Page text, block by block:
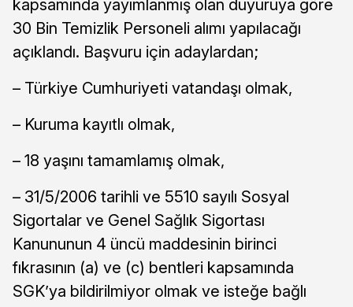
kapsamında yayımlanmış olan duyuruya göre
30 Bin Temizlik Personeli alımı yapılacağı
açıklandı. Başvuru için adaylardan;
– Türkiye Cumhuriyeti vatandaşı olmak,
– Kuruma kayıtlı olmak,
– 18 yaşını tamamlamış olmak,
– 31/5/2006 tarihli ve 5510 sayılı Sosyal
Sigortalar ve Genel Sağlık Sigortası
Kanununun 4 üncü maddesinin birinci
fıkrasının (a) ve (c) bentleri kapsamında
SGK’ya bildirilmiyor olmak ve isteğe bağlı